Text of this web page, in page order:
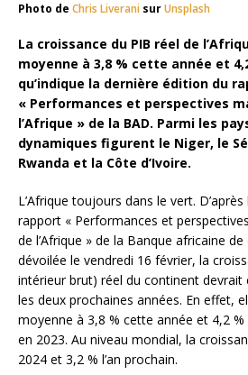
Photo de Chris Liverani surUnsplash
La croissance du PIB réel de
moyenne à 3,8 % cette année et
qu’indique la dernière édition du
« Performances et perspectives
l’Afrique » de la BAD. Parmi les
dynamiques figurent le Niger, le
Rwanda et la Côte d’Ivoire.
L’Afrique toujours dans le vert.
rapport « Performances et
de l’Afrique » de la Banque africaine
dévoilée le vendredi 16 février, la
intérieur brut) réel du continent devrait
les deux prochaines années. En effet,
moyenne à 3,8 % cette année et 4,2
en 2023. Au niveau mondial, la
2024 et 3,2 % l’an prochain.